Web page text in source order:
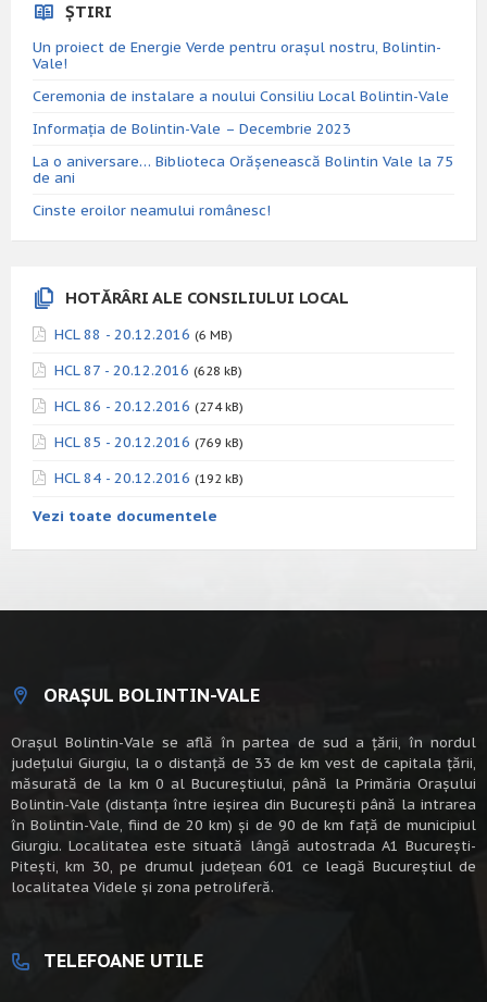
ȘTIRI
Un proiect de Energie Verde pentru orașul nostru, Bolintin-
Vale!
Ceremonia de instalare a noului Consiliu Local Bolintin-Vale
Informația de Bolintin-Vale – Decembrie 2023
La o aniversare… Biblioteca Orăşenească Bolintin Vale la 75
de ani
Cinste eroilor neamului românesc!
HOTĂRÂRI ALE CONSILIULUI LOCAL
HCL 88 - 20.12.2016 (6 MB)
HCL 87 - 20.12.2016 (628 kB)
HCL 86 - 20.12.2016 (274 kB)
HCL 85 - 20.12.2016 (769 kB)
HCL 84 - 20.12.2016 (192 kB)
Vezi toate documentele
ORAȘUL BOLINTIN-VALE
Oraşul Bolintin-Vale se află în partea de sud a ţării, în nordul
judeţului Giurgiu, la o distanţă de 33 de km vest de capitala țării,
măsurată de la km 0 al Bucureștiului, până la Primăria Orașului
Bolintin-Vale (distanța între ieșirea din București până la intrarea
în Bolintin-Vale, fiind de 20 km) şi de 90 de km faţă de municipiul
Giurgiu. Localitatea este situată lângă autostrada A1 Bucureşti-
Piteşti, km 30, pe drumul judeţean 601 ce leagă Bucureştiul de
localitatea Videle şi zona petroliferă.
TELEFOANE UTILE